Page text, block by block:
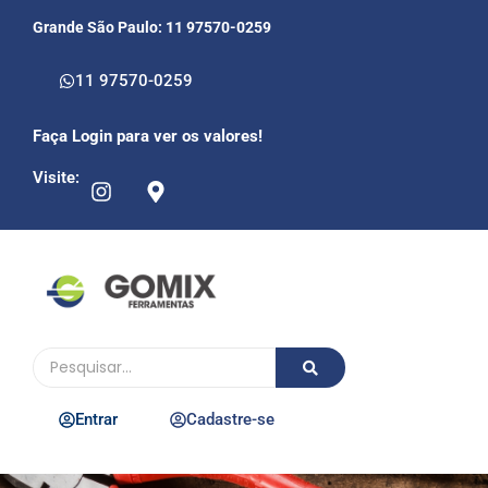
Grande São Paulo: 11 97570-0259
11 97570-0259
Faça Login para ver os valores!
Visite:
Entrar Cadastre-se